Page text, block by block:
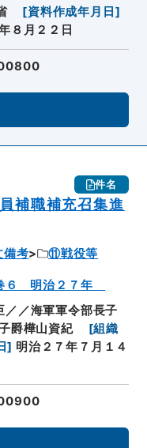
[資料作成年月日 ]
８月２２日
件名
補職補充召集進
備考
⑪戦役等
６ 明治２７年
／／海軍軍令部長子
爵樺山資紀
[組織
] 明治２７年７月１４